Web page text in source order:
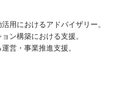
用におけるアドバイザリー。
ン構築における支援。
営・事業推進支援。